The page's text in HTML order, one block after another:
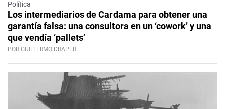
Política
Los intermediarios de Cardama para obtener una
garantía falsa: una consultora en un ‘cowork’ y una
que vendía ‘pallets’
POR GUILLERMO DRAPER